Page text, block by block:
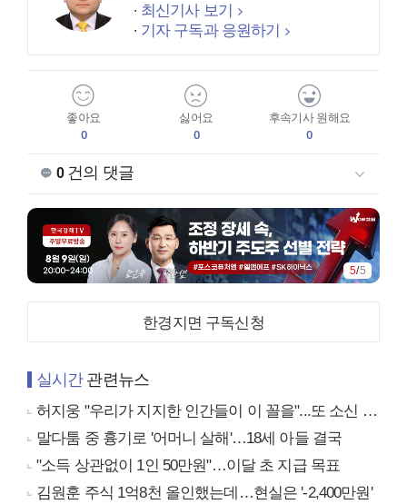
최신기사 보기
기자 구독과 응원하기
좋아요
0
싫어요
0
후속기사 원해요
0
0건의 댓글
5/5
한경지면 구독신청
실시간관련뉴스
허지웅 "우리가 지지한 인간들이 이 꼴을"...또 소신 발언
말다툼 중 흉기로 '어머니 살해'…18세 아들 결국
"소득 상관없이 1인 50만원"…이달 초 지급 목표
김원훈 주식 1억8천 올인했는데…현실은 '-2,400만원'